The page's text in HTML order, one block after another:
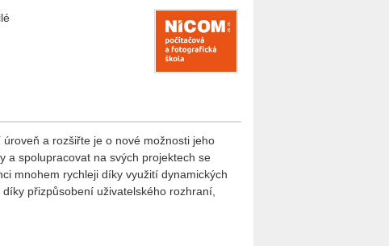
a rozšiřte je o nové možnosti jeho
a spolupracovat na svých projektech se
mnohem rychleji díky využití dynamických
přizpůsobení uživatelského rozhraní,